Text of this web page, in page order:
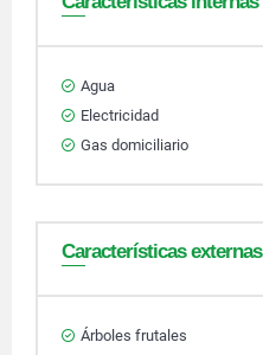
Agua
Electricidad
Gas domiciliario
Características externas
Árboles frutales